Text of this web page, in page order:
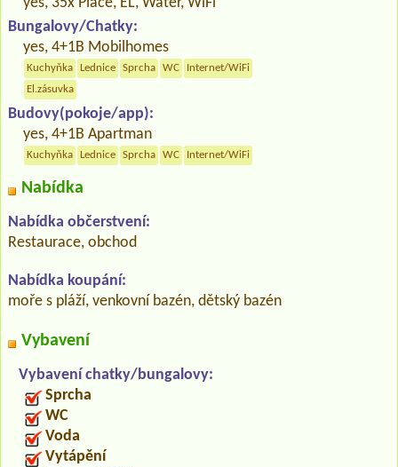
Bungalovy/Chatky:
yes, 4+1B Mobilhomes
Kuchyňka Lednice Sprcha WC
Internet/WiFi
El.zásuvka
Budovy(pokoje/app):
yes, 4+1B Apartman
Kuchyňka Lednice Sprcha WC Internet/WiFi
Nabídka
Nabídka občerstvení:
Restaurace, obchod
Nabídka koupání:
moře s pláží, venkovní bazén, dětský bazén
Vybavení
Vybavení chatky/bungalovy:
Sprcha
WC
Voda
Vytápění